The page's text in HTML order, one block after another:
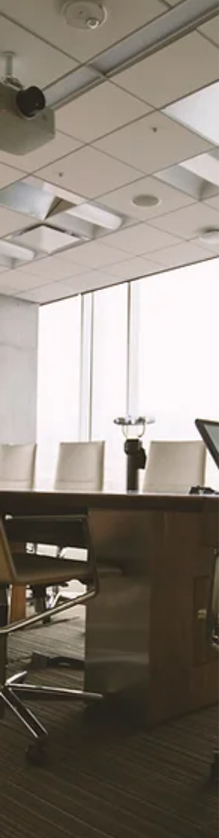
は、あらゆる判断をするとき、永遠の視点
ら捉えることが大切です。私たちのこの...